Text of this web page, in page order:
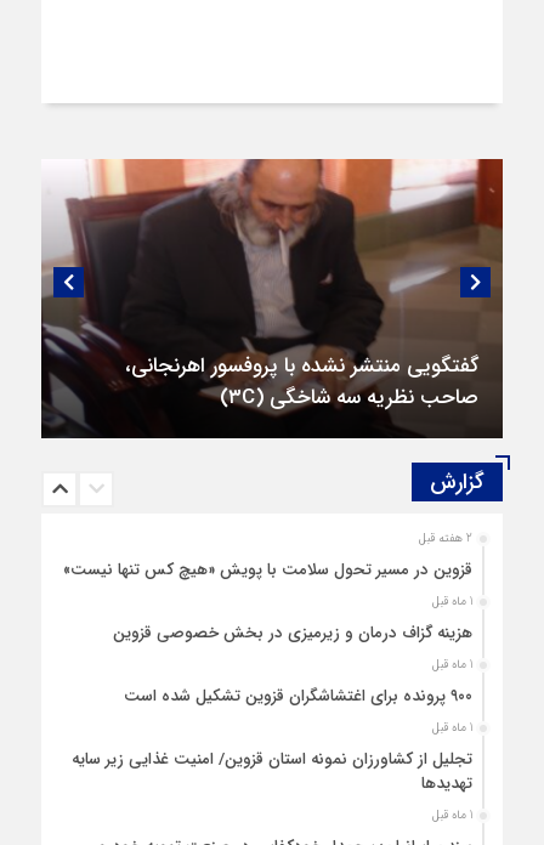
گفتگویی منتشر نشده با پروفسور اهرنجانی،
صاحب نظریه سه‌ شاخگی (۳C)
گزارش‌
2 هفته قبل
قزوین در مسیر تحول سلامت با پویش «هیچ‌ کس تنها نیست»
1 ماه قبل
هزینه‌ گزاف درمان و زیرمیزی در بخش خصوصی قزوین
1 ماه قبل
۹۰۰ پرونده برای اغتشاشگران قزوین تشکیل شده است
1 ماه قبل
تجلیل از کشاورزان نمونه استان قزوین/ امنیت غذایی زیر سایه
تهدیدها
1 ماه قبل